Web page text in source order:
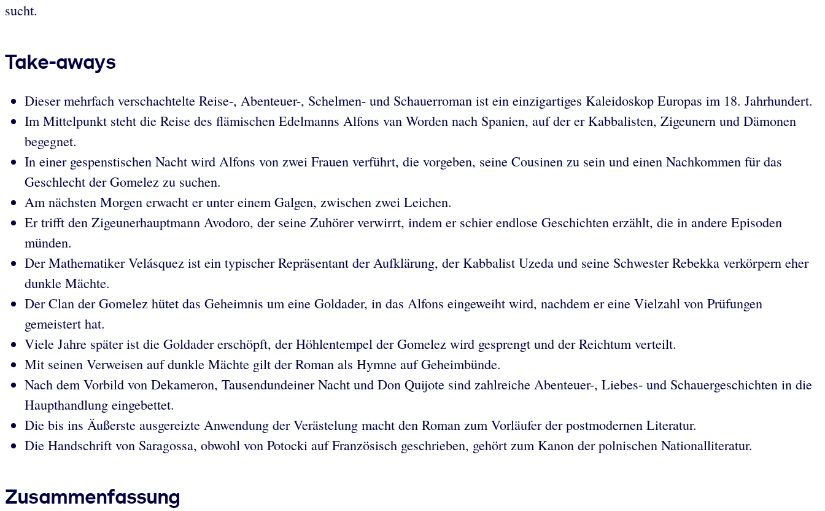
sucht.
Take-aways
Dieser mehrfach verschachtelte Reise-, Abenteuer-, Schelmen- und Schauerroman ist ein einzigartiges Kaleidoskop Europas im 18. Jahrhundert.
Im Mittelpunkt steht die Reise des flämischen Edelmanns Alfons van Worden nach Spanien, auf der er Kabbalisten, Zigeunern und Dämonen
begegnet.
In einer gespenstischen Nacht wird Alfons von zwei Frauen verführt, die vorgeben, seine Cousinen zu sein und einen Nachkommen für das
Geschlecht der Gomelez zu suchen.
Am nächsten Morgen erwacht er unter einem Galgen, zwischen zwei Leichen.
Er trifft den Zigeunerhauptmann Avodoro, der seine Zuhörer verwirrt, indem er schier endlose Geschichten erzählt, die in andere Episoden
münden.
Der Mathematiker Velásquez ist ein typischer Repräsentant der Aufklärung, der Kabbalist Uzeda und seine Schwester Rebekka verkörpern eher
dunkle Mächte.
Der Clan der Gomelez hütet das Geheimnis um eine Goldader, in das Alfons eingeweiht wird, nachdem er eine Vielzahl von Prüfungen
gemeistert hat.
Viele Jahre später ist die Goldader erschöpft, der Höhlentempel der Gomelez wird gesprengt und der Reichtum verteilt.
Mit seinen Verweisen auf dunkle Mächte gilt der Roman als Hymne auf Geheimbünde.
Nach dem Vorbild von Dekameron, Tausendundeiner Nacht und Don Quijote sind zahlreiche Abenteuer-, Liebes- und Schauergeschichten in die
Haupthandlung eingebettet.
Die bis ins Äußerste ausgereizte Anwendung der Verästelung macht den Roman zum Vorläufer der postmodernen Literatur.
Die Handschrift von Saragossa, obwohl von Potocki auf Französisch geschrieben, gehört zum Kanon der polnischen Nationalliteratur.
Zusammenfassung